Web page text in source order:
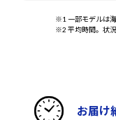
※1 一部モデルは海
※2 平均時間。状
お届け